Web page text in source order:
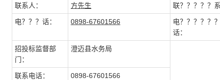
联系人： 方先生 联？？？？？
电？？？话： 0898-67601566
电？？？？？
话：
招投标监督部
门：
澄迈县水务局
联系电话： 0898-67601566